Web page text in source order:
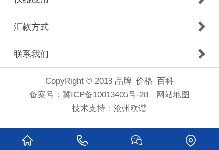
汇款方式
联系我们
CopyRight © 2018 品牌_价格_百科
备案号： 冀ICP备10013405号-28
网站地图
技术支持：沧州欧谱